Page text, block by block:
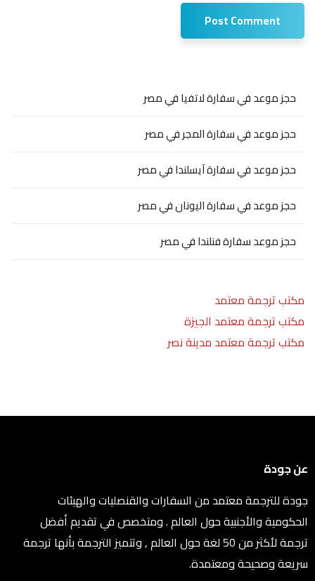
حجز موعد في سفارة لاتفيا في مصر
حجز موعد في سفارة المجر في مصر
حجز موعد في سفارة آيسلندا في مصر
حجز موعد في سفارة اليونان في مصر
حجز موعد سفارة فنلندا في مصر
مكتب ترجمة معتمد
مكتب ترجمة معتمد الجيزة
مكتب ترجمة معتمد مدينة نصر
عن جودة
جودة للترجمة معتمد من السفارات والقنصليات والهيئات
الحكومية والأجنبية حول العالم . ومتخصص في تقديم أفضل
ترجمة لأكثر من 50 لغة حول العالم , وتتميز الترجمة بأنها ترجمة
سريعة وصحيحة ومعتمدة.